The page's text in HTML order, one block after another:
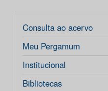
Consulta ao acervo
Meu Pergamum
Institucional
Bibliotecas